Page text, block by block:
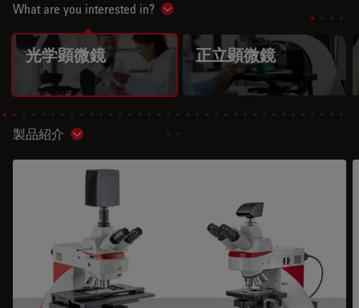
What are you interested in? Show subnavigation
光学顕微鏡 正立顕微鏡
製品紹介 Show subnavigation